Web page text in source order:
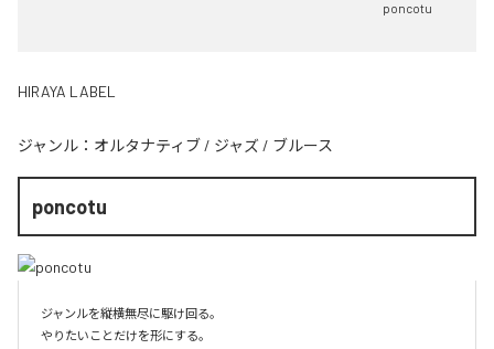
poncotu
HIRAYA LABEL
ジャンル： オルタナティブ / ジャズ / ブルース
poncotu
ジャンルを縦横無尽に駆け回る。
やりたいことだけを形にする。